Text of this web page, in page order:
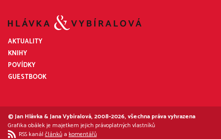
AKTUALITY
KNIHY
POVÍDKY
GUESTBOOK
© Jan Hlávka & Jana Vybíralová, 2008–2026, všechna práva vyhrazena
Grafika obálek je majetkem jejich právoplatných vlastníků
RSS kanál článků a komentářů